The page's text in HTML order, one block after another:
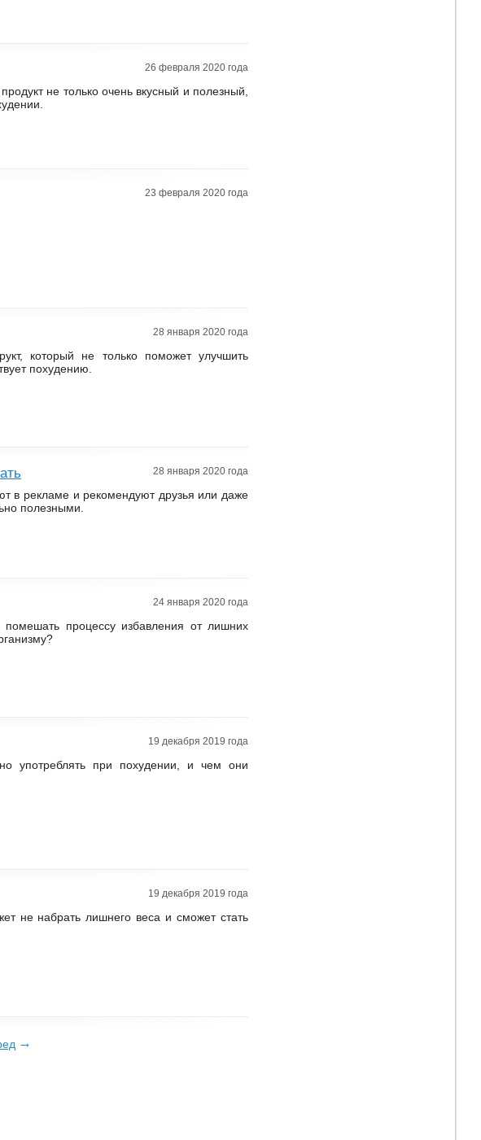
26 февраля 2020 года
не только очень вкусный и полезный,
23 февраля 2020 года
28 января 2020 года
который не только поможет улучшить
похудению.
28 января 2020 года
в рекламе и рекомендуют друзья или даже
полезными.
24 января 2020 года
процессу избавления от лишних
19 декабря 2019 года
употреблять при похудении, и чем они
19 декабря 2019 года
не набрать лишнего веса и сможет стать
→